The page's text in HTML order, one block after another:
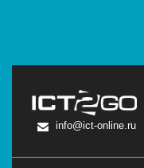
info@ict-online.ru